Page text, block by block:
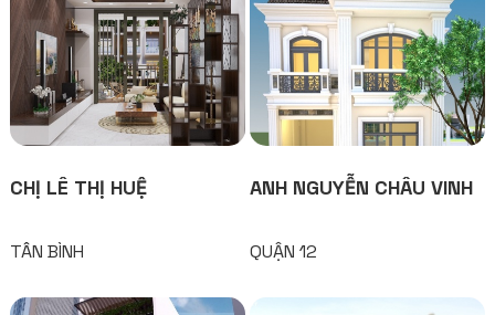
CHỊ LÊ THỊ HUỆ
TÂN BÌNH
ANH NGUYỄN CHÂU VINH
QUẬN 12